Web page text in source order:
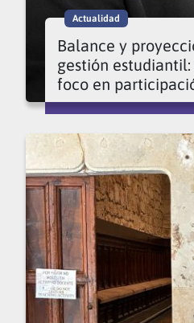
Actualidad
Balance y
gestión estudiantil:
foco en